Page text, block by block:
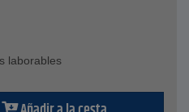
laborables